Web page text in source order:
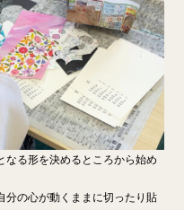
なる形を決めるところから始め
分の心が動くままに切ったり貼